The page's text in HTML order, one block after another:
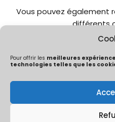
Pour offrir les meilleures
technologies telles que les
Vous pouvez également
différents
Politique de
Politique de